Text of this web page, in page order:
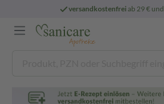
versandkostenfreiab 29 €